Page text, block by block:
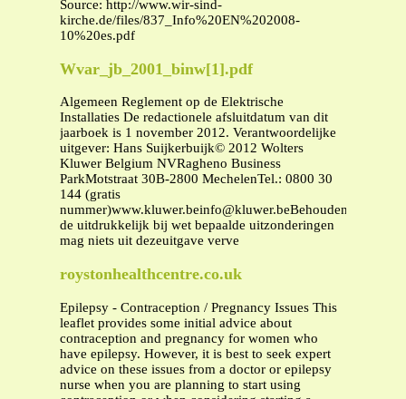
Source: http://www.wir-sind-
kirche.de/files/837_Info%20EN%202008-
10%20es.pdf
Wvar_jb_2001_binw[1].pdf
Algemeen Reglement op de Elektrische
Installaties De redactionele afsluitdatum van dit
jaarboek is 1 november 2012. Verantwoordelijke
uitgever: Hans Suijkerbuijk© 2012 Wolters
Kluwer Belgium NVRagheno Business
ParkMotstraat 30B-2800 MechelenTel.: 0800 30
144 (gratis
nummer)www.kluwer.beinfo@kluwer.beBehoudens
de uitdrukkelijk bij wet bepaalde uitzonderingen
mag niets uit dezeuitgave verve
roystonhealthcentre.co.uk
Epilepsy - Contraception / Pregnancy Issues This
leaflet provides some initial advice about
contraception and pregnancy for women who
have epilepsy. However, it is best to seek expert
advice on these issues from a doctor or epilepsy
nurse when you are planning to start using